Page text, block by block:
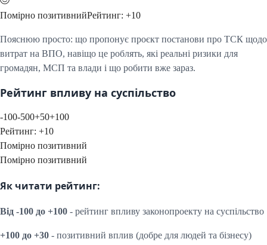
Помірно позитивнийРейтинг: +10
Пояснюю просто: що пропонує проєкт постанови про ТСК щодо
витрат на ВПО, навіщо це роблять, які реальні ризики для
громадян, МСП та влади і що робити вже зараз.
Рейтинг впливу на суспільство
-100-500+50+100
Рейтинг: +10
Помірно позитивний
Помірно позитивний
Як читати рейтинг:
Від -100 до +100 - рейтинг впливу законопроекту на суспільство
+100 до +30 - позитивний вплив (добре для людей та бізнесу)